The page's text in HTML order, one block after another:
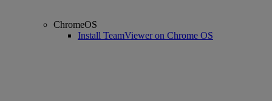
ChromeOS
Install TeamViewer on Chrome OS